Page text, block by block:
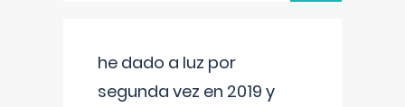
he dado a luz por
segunda vez en 2019 y